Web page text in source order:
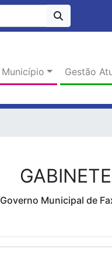
Município Gestão
GABINETE
Governo Municipal de